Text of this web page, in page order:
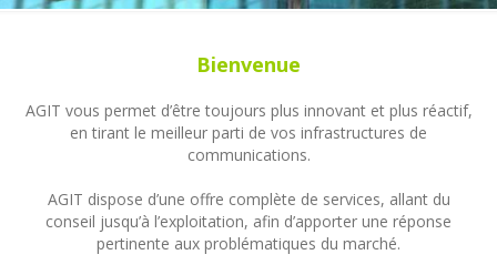
Bienvenue
AGIT vous permet d’être toujours plus innovant et plus réactif,
en tirant le meilleur parti de vos infrastructures de
communications.
AGIT dispose d’une offre complète de services, allant du
conseil jusqu’à l’exploitation, afin d’apporter une réponse
pertinente aux problématiques du marché.